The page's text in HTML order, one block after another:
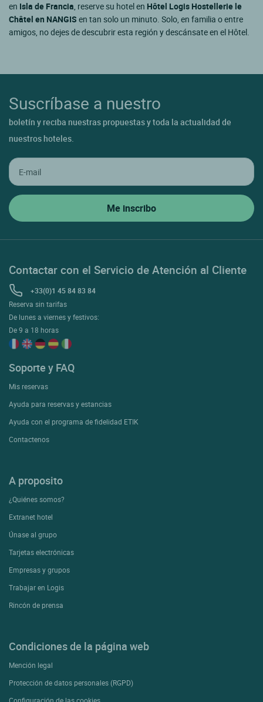
en Isla de Francia, reserve su hotel en Hôtel Logis Hostellerie le
Châtel en NANGIS en tan solo un minuto. Solo, en familia o entre
amigos, no dejes de descubrir esta región y descánsate en el Hôtel.
Suscríbase a nuestro
boletín y reciba nuestras propuestas y toda la actualidad de
nuestros hoteles.
Contactar con el Servicio de Atención al Cliente
+33(0)1 45 84 83 84
Reserva sin tarifas
De lunes a viernes y festivos:
De 9 a 18 horas
Soporte y FAQ
Mis reservas
Ayuda para reservas y estancias
Ayuda con el programa de fidelidad ETIK
Contactenos
A proposito
¿Quiénes somos?
Extranet hotel
Únase al grupo
Tarjetas electrónicas
Empresas y grupos
Trabajar en Logis
Rincón de prensa
Condiciones de la página web
Mención legal
Protección de datos personales (RGPD)